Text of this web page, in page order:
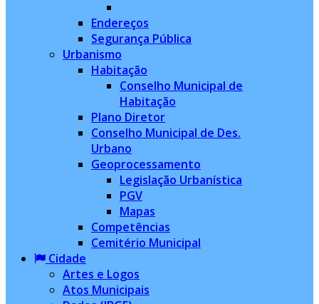
Endereços
Segurança Pública
Urbanismo
Habitação
Conselho Municipal de
Habitação
Plano Diretor
Conselho Municipal de Des.
Urbano
Geoprocessamento
Legislação Urbanística
PGV
Mapas
Competências
Cemitério Municipal
Cidade
Artes e Logos
Atos Municipais